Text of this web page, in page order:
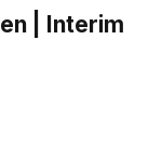
| Interim